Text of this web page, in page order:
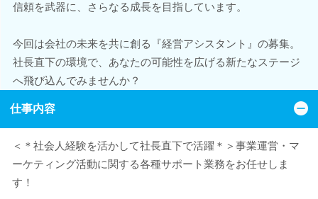
信頼を武器に、さらなる成長を目指しています。
今回は会社の未来を共に創る『経営アシスタント』の募集。
社長直下の環境で、あなたの可能性を広げる新たなステージ
へ飛び込んでみませんか？
仕事内容
＜＊社会人経験を活かして社長直下で活躍＊＞事業運営・マ
ーケティング活動に関する各種サポート業務をお任せしま
す！